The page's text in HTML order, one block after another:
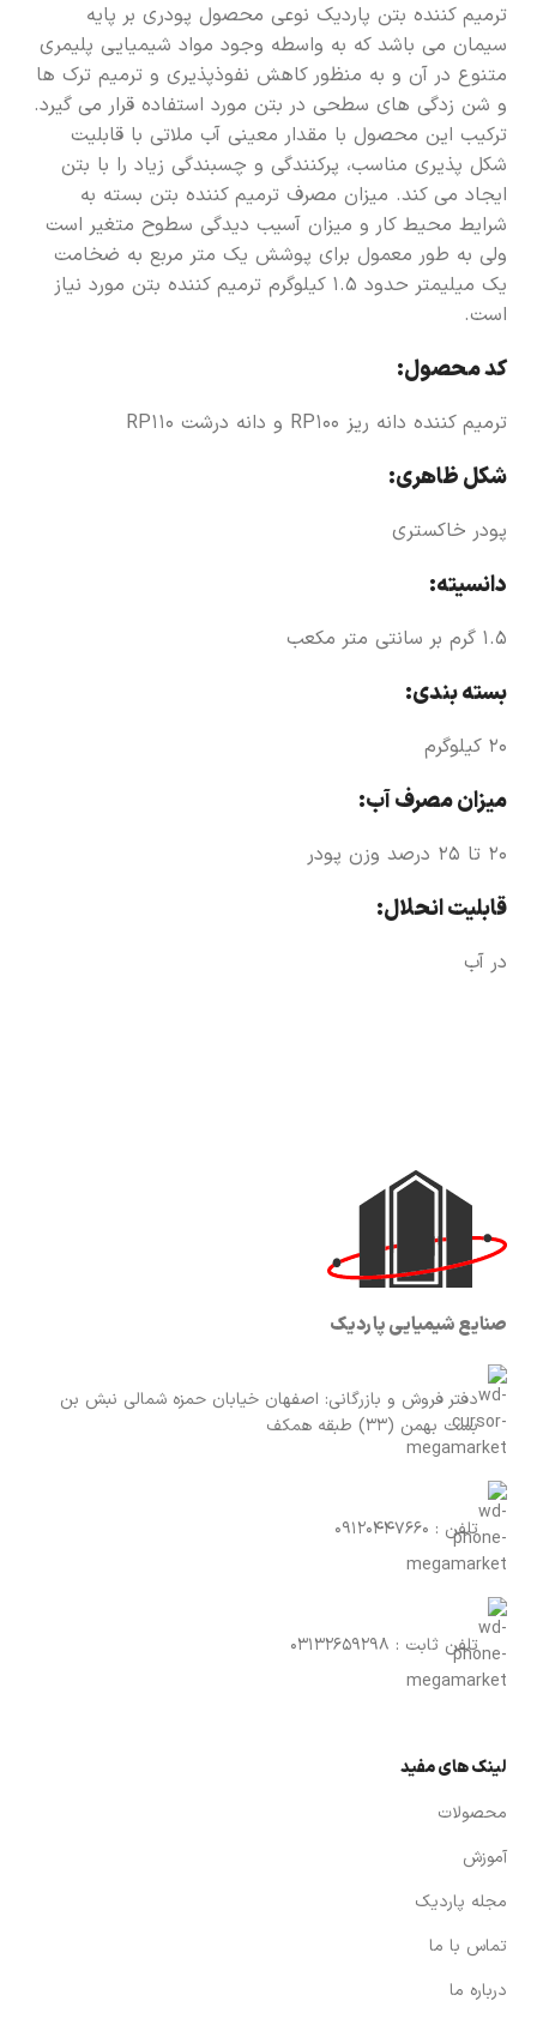
ترمیم کننده بتن پاردیک نوعی محصول پودری بر پایه
سیمان می باشد که به واسطه وجود مواد شیمیایی پلیمری
متنوع در آن و به منظور کاهش نفوذپذیری و ترمیم ترک ها
و شن زدگی های سطحی در بتن مورد استفاده قرار می گیرد.
ترکیب این محصول با مقدار معینی آب ملاتی با قابلیت
شکل پذیری مناسب، پرکنندگی و چسبندگی زیاد را با بتن
ایجاد می کند. میزان مصرف ترمیم کننده بتن بسته به
شرایط محیط کار و میزان آسیب دیدگی سطوح متغیر است
ولی به طور معمول برای پوشش یک متر مربع به ضخامت
یک میلیمتر حدود 1.5 کیلوگرم ترمیم کننده بتن مورد نیاز
است.
کد محصول:
ترمیم کننده دانه ریز RP100 و دانه درشت RP110
شکل ظاهری:
پودر خاکستری
دانسیته:
1.5 گرم بر سانتی متر مکعب
بسته بندی:
20 کیلوگرم
میزان مصرف آب:
20 تا 25 درصد وزن پودر
قابلیت انحلال:
در آب
صنایع شیمیایی پاردیک
دفتر فروش و بازرگانی: اصفهان خیابان حمزه شمالی نبش بن
بست بهمن (33) طبقه همکف
تلفن : 09120447660
تلفن ثابت : 03132659298
لینک های مفید
محصولات
آموزش
مجله پاردیک
تماس با ما
درباره ما